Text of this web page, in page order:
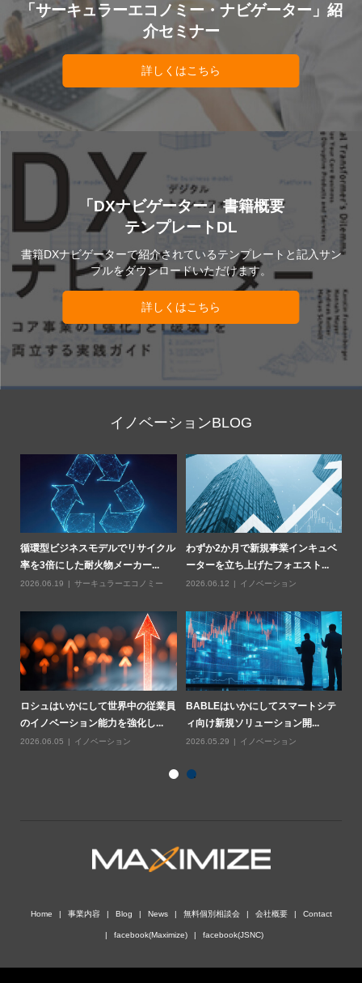
「サーキュラーエコノミー・ナビゲーター」紹
介セミナー
詳しくはこちら
「DXナビゲーター」書籍概要
テンプレートDL
書籍DXナビゲーターで紹介されているテンプレートと記入サン
プルをダウンロードいただけます。
詳しくはこちら
イノベーションBLOG
循環型ビジネスモデルでリサイクル
率を3倍にした耐火物メーカー...
2026.06.19 サーキュラーエコノミー
わずか2か月で新規事業インキュベ
ーターを立ち上げたフォエスト...
2026.06.12 イノベーション
ロシュはいかにして世界中の従業員
のイノベーション能力を強化し...
2026.06.05 イノベーション
BABLEはいかにしてスマートシテ
ィ向け新規ソリューション開...
2026.05.29 イノベーション
Home 事業内容 Blog News 無料個別相談会 会社概要 Contact
facebook(Maximize) facebook(JSNC)